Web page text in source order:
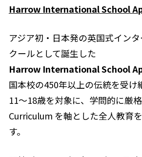
Harrow International School
アジア初・日本発の英国式イン
クールとして誕生した
Harrow International School
国本校の450年以上の伝統を受け
11〜18歳を対象に、学問的に厳
Curriculum を軸とした全人教育
す。